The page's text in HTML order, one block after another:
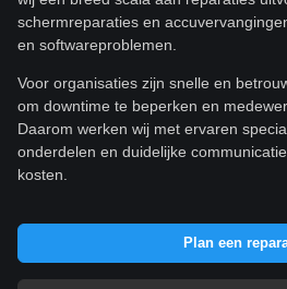
schermreparaties en
en softwareproblemen.
Voor organisaties zijn snelle en
om downtime te beperken en
Daarom werken wij met ervaren
onderdelen en duidelijke
kosten.
Plan een